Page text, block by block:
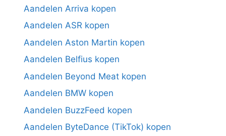
Aandelen Arriva kopen
Aandelen ASR kopen
Aandelen Aston Martin kopen
Aandelen Belfius kopen
Aandelen Beyond Meat kopen
Aandelen BMW kopen
Aandelen BuzzFeed kopen
Aandelen ByteDance (TikTok) kopen